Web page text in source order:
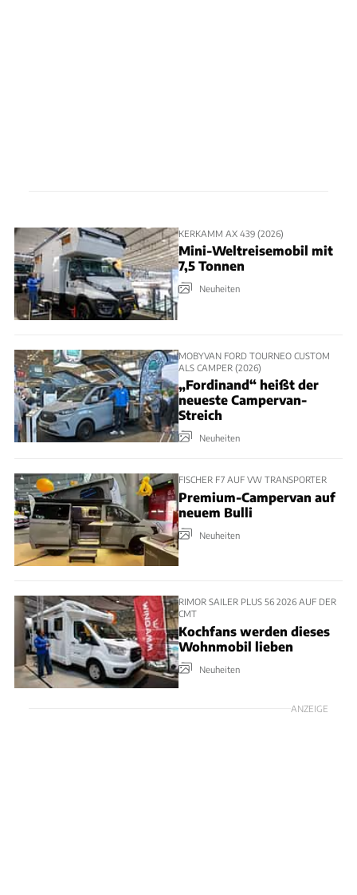
KERKAMM AX 439 (2026)
Mini-Weltreisemobil mit
7,5 Tonnen
Neuheiten
MOBYVAN FORD TOURNEO CUSTOM
ALS CAMPER (2026)
„Fordinand“ heißt der
neueste Campervan-
Streich
Neuheiten
FISCHER F7 AUF VW TRANSPORTER
Premium-Campervan auf
neuem Bulli
Neuheiten
RIMOR SAILER PLUS 56 2026 AUF DER
CMT
Kochfans werden dieses
Wohnmobil lieben
Neuheiten
ANZEIGE